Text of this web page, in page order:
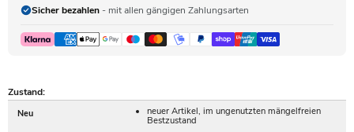
Sicher bezahlen - mit allen gängigen Zahlungsarten
Zustand:
Neu
neuer Artikel, im ungenutzten mängelfreien
Bestzustand